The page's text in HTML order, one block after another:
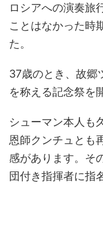
ロシアへの演奏旅
ことはなかった時
た。
37歳のとき、故郷
を称える記念祭を
シューマン本人も
恩師クンチュとも
感があります。そ
団付き指揮者に指